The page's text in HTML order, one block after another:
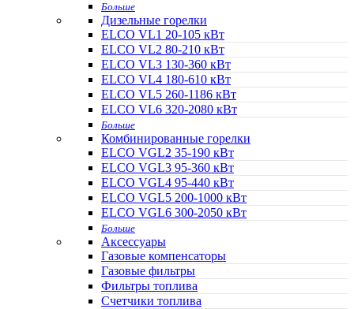
Больше
Дизельные горелки
ELCO VL1 20-105 кВт
ELCO VL2 80-210 кВт
ELCO VL3 130-360 кВт
ELCO VL4 180-610 кВт
ELCO VL5 260-1186 кВт
ELCO VL6 320-2080 кВт
Больше
Комбинированные горелки
ELCO VGL2 35-190 кВт
ELCO VGL3 95-360 кВт
ELCO VGL4 95-440 кВт
ELCO VGL5 200-1000 кВт
ELCO VGL6 300-2050 кВт
Больше
Аксессуары
Газовые компенсаторы
Газовые фильтры
Фильтры топлива
Счетчики топлива